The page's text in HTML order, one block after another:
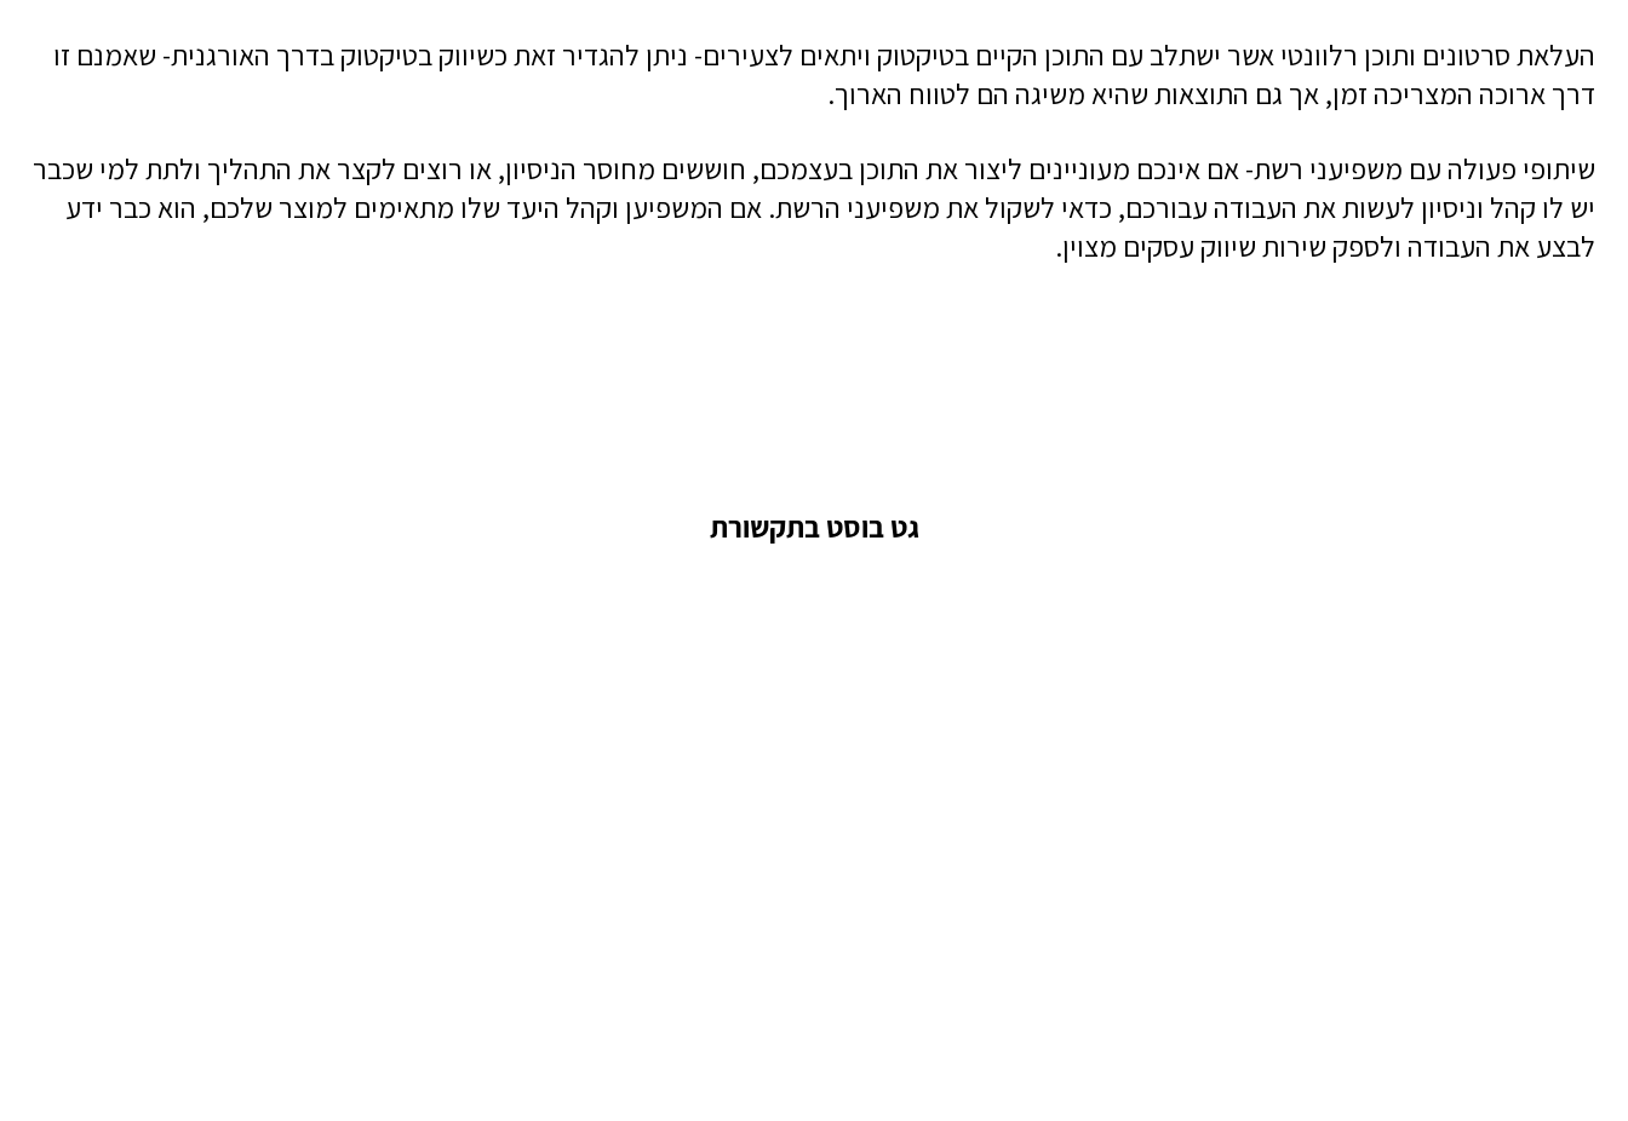
העלאת סרטונים ותוכן רלוונטי אשר ישתלב עם התוכן הקיים בטיקטוק ויתאים לצעירים- ניתן להגדיר זאת כשיווק בטיקטוק בדרך האורגנית- שאמנם זו
דרך ארוכה המצריכה זמן, אך גם התוצאות שהיא משיגה הם לטווח הארוך.
שיתופי פעולה עם משפיעני רשת- אם אינכם מעוניינים ליצור את התוכן בעצמכם, חוששים מחוסר הניסיון, או רוצים לקצר את התהליך ולתת למי שכבר
יש לו קהל וניסיון לעשות את העבודה עבורכם, כדאי לשקול את משפיעני הרשת. אם המשפיען וקהל היעד שלו מתאימים למוצר שלכם, הוא כבר ידע
לבצע את העבודה ולספק שירות שיווק עסקים מצוין.
גט בוסט בתקשורת